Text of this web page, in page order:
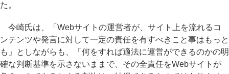
た。
今崎氏は、「Webサイトの運営者が、サイト上を流れるコ
ンテンツや発言に対して一定の責任を有すべきこと事はもっと
も」としながらも、「何をすれば適法に運営ができるのかの明
確な判断基準を示さないままで、その全責任をWebサイトが